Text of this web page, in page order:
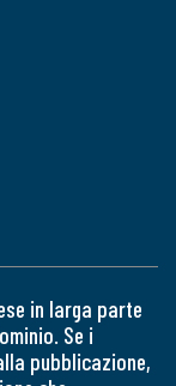
in larga parte
Se i
pubblicazione,